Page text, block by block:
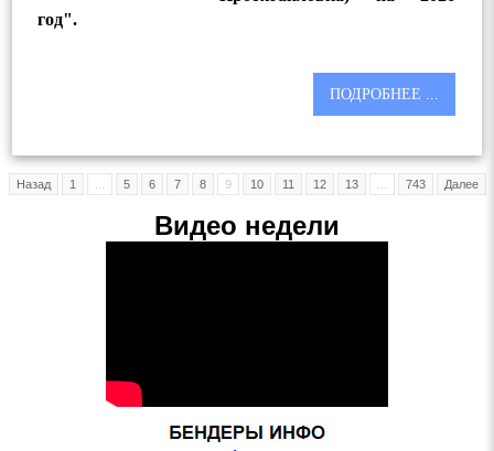
год".
ПОДРОБНЕЕ ...
Назад 1 ... 5 6 7 8 9 10 11 12 13 ... 743 Далее
Видео недели